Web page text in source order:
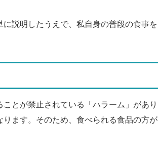
説明したうえで、私自身の普段の食事を
とが禁止されている「ハラーム」があり
ます。そのため、食べられる食品の方が